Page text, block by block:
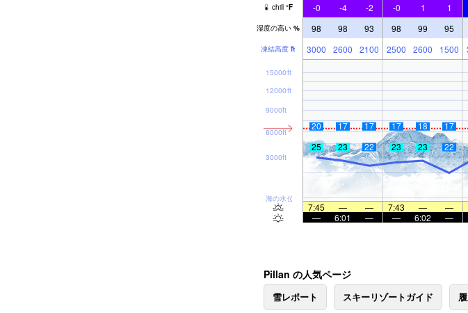
chill °F -0 -4 -2 -0 1 1
湿度の高い % 98 98 93 98 99 95
凍結高度 ft 3000 2600 2100 2500 2600 1500
海の水位
3000ft
6000ft
9000ft
12000ft
15000ft
20 17 17 17 18 17
25
23 22 23 23 22
7:45 — — 7:43 — —
—
6:01 — — 6:02 —
Pillan の人気ページ
雪レポート スキーリゾートガイド